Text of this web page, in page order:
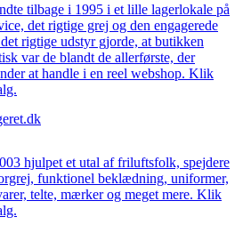
tilbage i 1995 i et lille lagerlokale på
det rigtige grej og den engagerede
rigtige udstyr gjorde, at butikken
var de blandt de allerførste, der
at handle i en reel webshop. Klik
hjulpet et utal af friluftsfolk, spejdere
funktionel beklædning, uniformer,
telte, mærker og meget mere. Klik